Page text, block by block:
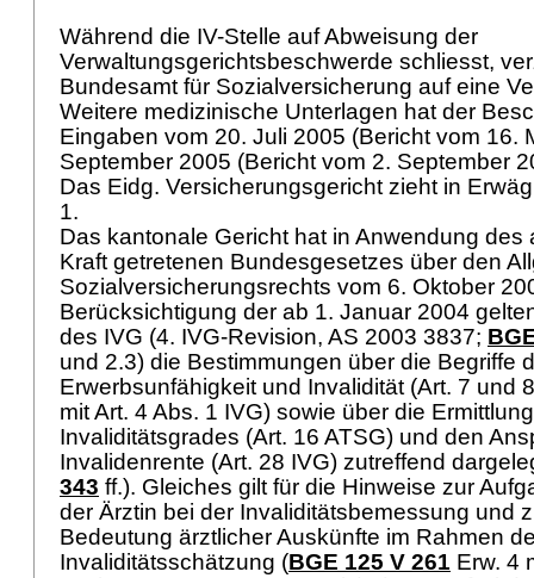
Während die IV-Stelle auf Abweisung der
Verwaltungsgerichtsbeschwerde schliesst,
Bundesamt für Sozialversicherung auf eine
Weitere medizinische Unterlagen hat der
Eingaben vom 20. Juli 2005 (Bericht vom 16.
September 2005 (Bericht vom 2. September
Das Eidg. Versicherungsgericht zieht in
1.
Das kantonale Gericht hat in Anwendung des
Kraft getretenen Bundesgesetzes über den
Sozialversicherungsrechts vom 6. Oktober
Berücksichtigung der ab 1. Januar 2004
des IVG (4. IVG-Revision, AS 2003 3837;
und 2.3) die Bestimmungen über die Begriffe
Erwerbsunfähigkeit und Invalidität (Art. 7 und
mitArt. 4 Abs. 1 IVG) sowie über die
Invaliditätsgrades (Art. 16 ATSG) und den
Invalidenrente (Art. 28 IVG) zutreffend
343 ff.). Gleiches gilt für die Hinweise zur
der Ärztin bei der Invaliditätsbemessung und
Bedeutung ärztlicher Auskünfte im Rahmen
Invaliditätsschätzung (BGE 125 V 261 Erw. 4